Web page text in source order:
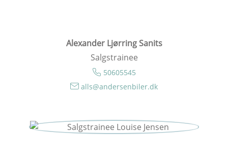
Alexander Ljørring Sanits
Salgstrainee
50605545
alls@andersenbiler.dk